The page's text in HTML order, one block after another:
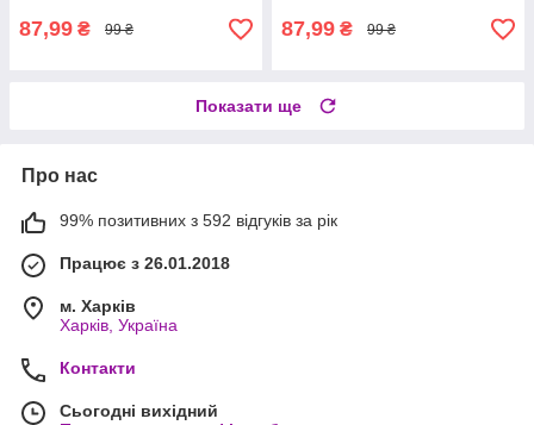
87,99 ₴ 99 ₴ 87,99 ₴ 99 ₴
Показати ще
Про нас
99% позитивних з 592 відгуків за рік
Працює з 26.01.2018
м. Харків
Харків, Україна
Контакти
Сьогодні вихідний